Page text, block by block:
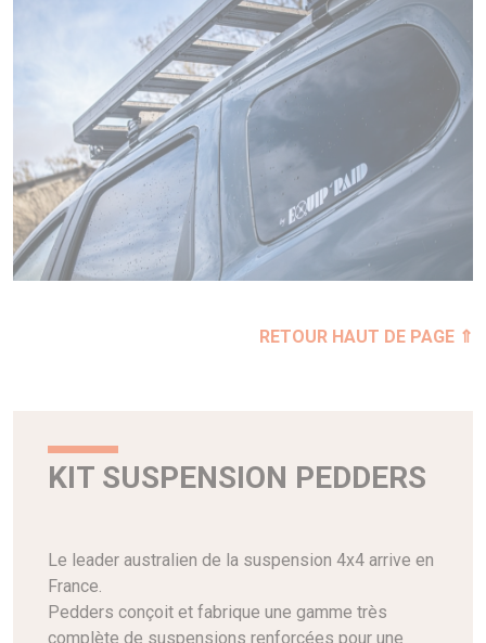
RETOUR HAUT DE PAGE ⇑
KIT SUSPENSION PEDDERS
Le leader australien de la suspension 4x4 arrive en
France.
Pedders conçoit et fabrique une gamme très
complète de suspensions renforcées pour une